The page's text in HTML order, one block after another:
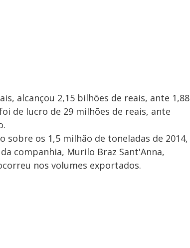
alcançou 2,15 bilhões de reais, ante 1,88
de lucro de 29 milhões de reais, ante
sobre os 1,5 milhão de toneladas de 2014,
companhia, Murilo Braz Sant'Anna,
nos volumes exportados.